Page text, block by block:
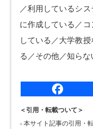
／利用しているシ
に作成している／
している／大学教
る／その他／知ら
＜引用・転載ついて＞
本サイト記事の引用・